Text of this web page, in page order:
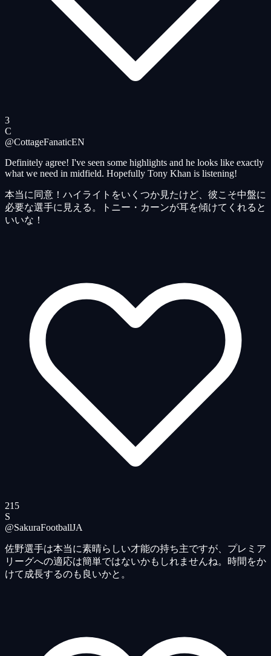
3
C
@CottageFanaticEN
Definitely agree! I've seen some highlights and he looks like exactly
what we need in midfield. Hopefully Tony Khan is listening!
本当に同意！ハイライトをいくつか見たけど、彼こそ中盤に
必要な選手に見える。トニー・カーンが耳を傾けてくれると
いいな！
215
S
@SakuraFootballJA
佐野選手は本当に素晴らしい才能の持ち主ですが、プレミア
リーグへの適応は簡単ではないかもしれませんね。時間をか
けて成長するのも良いかと。